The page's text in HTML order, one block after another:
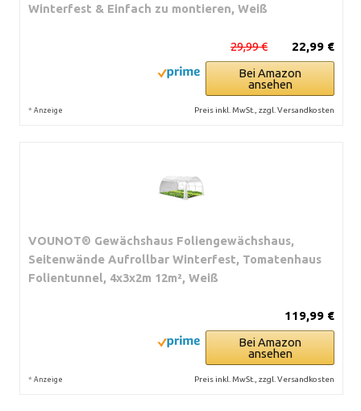
Winterfest & Einfach zu montieren, Weiß
22,99 €
29,99 €
Bei Amazon
ansehen
* Anzeige Preis inkl. MwSt., zzgl. Versandkosten
VOUNOT® Gewächshaus Foliengewächshaus,
Seitenwände Aufrollbar Winterfest, Tomatenhaus
Folientunnel, 4x3x2m 12m², Weiß
119,99 €
Bei Amazon
ansehen
* Anzeige Preis inkl. MwSt., zzgl. Versandkosten